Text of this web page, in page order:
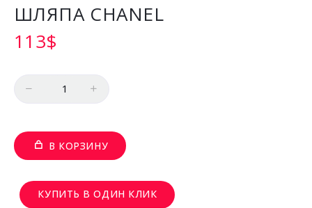
ШЛЯПА CHANEL
113$
В КОРЗИНУ
КУПИТЬ В ОДИН КЛИК